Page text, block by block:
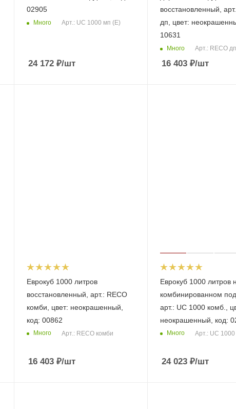
02905
Много Арт.: UC 1000 мп (Е)
24 172₽/шт
восстановленный,
дп, цвет:
10631
Много Арт.: RECO дп
16 403₽/шт
Еврокуб 1000 литров
восстановленный, арт.: RECO
комби, цвет: неокрашенный,
код: 00862
Много Арт.: RECO комби
16 403₽/шт
Еврокуб 1000 литров
комбинированном
арт.: UC 1000 комб.,
неокрашенный, код:
Много Арт.: UC 1000
24 023₽/шт